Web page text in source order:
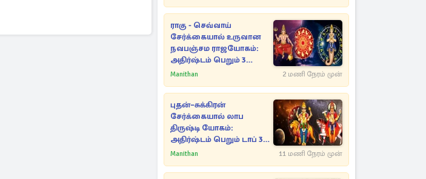
ராகு - செவ்வாய்
சேர்க்கையால் உருவான
நவபஞ்சம ராஜயோகம்:
அதிர்ஷ்டம் பெறும் 3
ராசிகள்!
Manithan 2 மணி நேரம் முன்
புதன்–சுக்கிரன்
சேர்க்கையால் லாப
திருஷ்டி யோகம்:
அதிர்ஷ்டம் பெறும் டாப் 3
ராசிகள்!
Manithan 11 மணி நேரம் முன்